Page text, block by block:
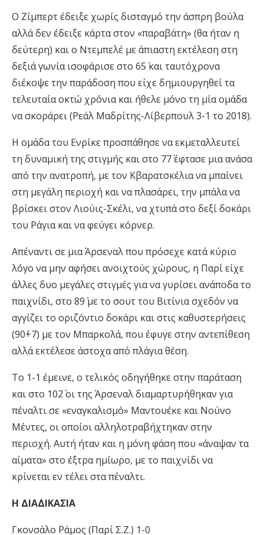
Ο Ζίμπερτ έδειξε χωρίς δισταγμό την άσπρη βούλα
αλλά δεν έδειξε κάρτα στον «παραβάτη» (θα ήταν η
δεύτερη) και ο Ντεμπελέ με άπιαστη εκτέλεση στη
δεξιά γωνία ισοφάρισε στο 65΄ και ταυτόχρονα
διέκοψε την παράδοση που είχε δημιουργηθεί τα
τελευταία οκτώ χρόνια και ήθελε μόνο τη μία ομάδα
να σκοράρει (Ρεάλ Μαδρίτης-Λίβερπουλ 3-1 το 2018).
Η ομάδα του Ενρίκε προσπάθησε να εκμεταλλευτεί
τη δυναμική της στιγμής και στο 77΄ έφτασε μια ανάσα
από την ανατροπή, με τον Κβαρατσκέλια να μπαίνει
στη μεγάλη περιοχή και να πλασάρει, την μπάλα να
βρίσκει στον Λιούις-Σκέλι, να χτυπά στο δεξί δοκάρι
του Ράγια και να φεύγει κόρνερ.
Απέναντι σε μια Άρσεναλ που πρόσεχε κατά κύριο
λόγο να μην αφήσει ανοιχτούς χώρους, η Παρί είχε
άλλες δυο μεγάλες στιγμές για να γυρίσει ανάποδα το
παιχνίδι, στο 89΄ με το σουτ του Βιτίνια σχεδόν να
αγγίζει το οριζόντιο δοκάρι και στις καθυστερήσεις
(90΄+7) με τον Μπαρκολά, που έφυγε στην αντεπίθεση
αλλά εκτέλεσε άστοχα από πλάγια θέση.
Το 1-1 έμεινε, ο τελικός οδηγήθηκε στην παράταση
και στο 102΄ οι της Άρσεναλ διαμαρτυρήθηκαν για
πέναλτι σε «εναγκαλισμό» Μαντουέκε και Νούνο
Μέντες, οι οποίοι αλληλοτραβήχτηκαν στην
περιοχή. Αυτή ήταν και η μόνη φάση που «άναψαν τα
αίματα» στο έξτρα ημίωρο, με το παιχνίδι να
κρίνεται εν τέλει στα πέναλτι.
Η ΔΙΑΔΙΚΑΣΙΑ
Γκονσάλο Ράμος (Παρί Σ.Ζ.) 1-0